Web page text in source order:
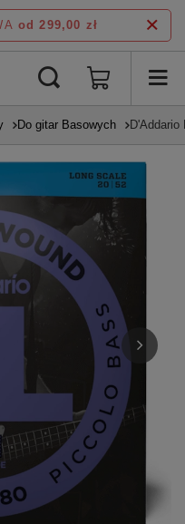
od 299,00 zł
Do gitar Basowych